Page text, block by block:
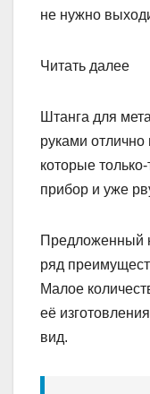
не нужно
Читать далее
Штанга для
руками
которые
прибор и уже
Предложенный
ряд
Малое
её
вид.